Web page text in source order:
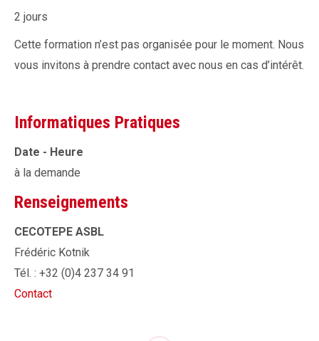
2 jours
Cette formation n’est pas organisée pour le moment. Nous
vous invitons à prendre contact avec nous en cas d’intérêt.
Informatiques Pratiques
Date - Heure
à la demande
Renseignements
CECOTEPE ASBL
Frédéric Kotnik
Tél. : +32 (0)4 237 34 91
Contact